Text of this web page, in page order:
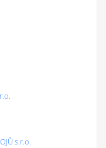
s.r.o.